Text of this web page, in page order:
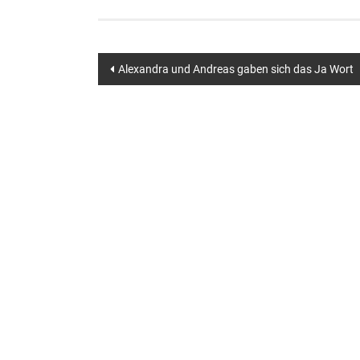
Beitragsnavigation
Alexandra und Andreas gaben sich das Ja Wort